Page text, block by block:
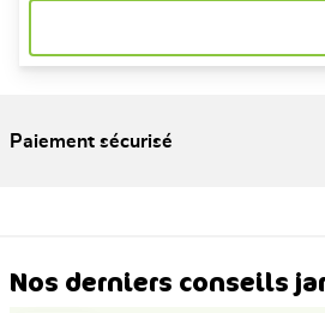
Paiement sécurisé
Nos derniers conseils